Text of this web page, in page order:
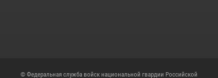
© Федеральная служба войск национальной гвардии Российской